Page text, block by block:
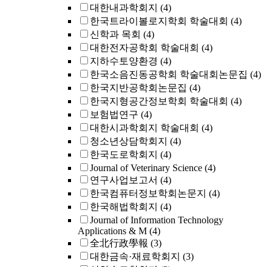
대한내과학회지 (4)
한국트라이볼로지학회 학술대회 (4)
신학과 목회 (4)
대한전자공학회 학술대회 (4)
지하수토양환경 (4)
한국소음진동공학회 학술대회논문집 (4)
한국지반공학회논문집 (4)
한국지형공간정보학회 학술대회 (4)
보험법연구 (4)
대한시과학회지 학술대회 (4)
청소년상담학회지 (4)
한국도로학회지 (4)
Journal of Veterinary Science (4)
연구사업보고서 (4)
한국컴퓨터정보학회논문지 (4)
한국해법학회지 (4)
Journal of Information Technology
Applications & M (4)
全北行政學報 (3)
대한금속·재료학회지 (3)